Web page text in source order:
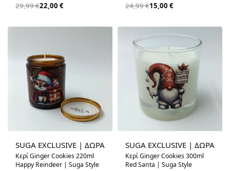
29,99€22,00 € 24,99€15,00 €
SUGA EXCLUSIVE | ΔΩΡΑ
Κερί Ginger Cookies 220ml
Happy Reindeer | Suga Style
SUGA EXCLUSIVE | ΔΩΡΑ
Κερί Ginger Cookies 300ml
Red Santa | Suga Style